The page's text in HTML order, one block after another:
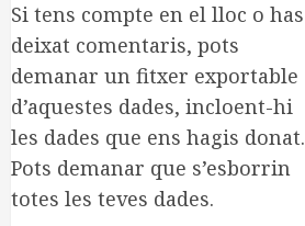
Si tens compte en el lloc o has
deixat comentaris, pots
demanar un fitxer exportable
d’aquestes dades, incloent-hi
les dades que ens hagis donat.
Pots demanar que s’esborrin
totes les teves dades.